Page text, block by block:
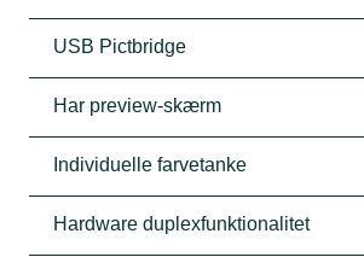
USB Pictbridge
Har preview-skærm
Individuelle farvetanke
Hardware duplexfunktionalitet